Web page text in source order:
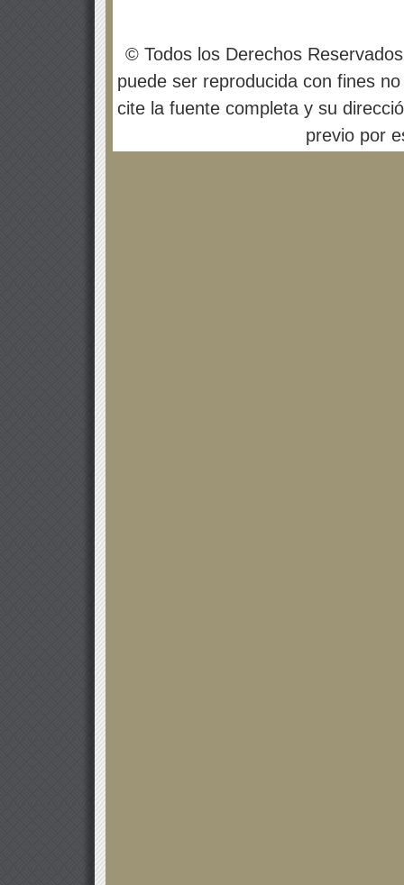
© Todos los Derechos
puede ser reproducida con fines
cite la fuente completa y su
previo por